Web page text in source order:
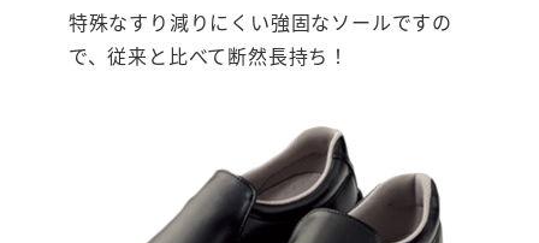
特殊なすり減りにくい強固なソールですの
で、従来と比べて断然長持ち！